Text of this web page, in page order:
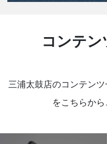
コンテ
三浦太鼓店のコンテン
をこちらから